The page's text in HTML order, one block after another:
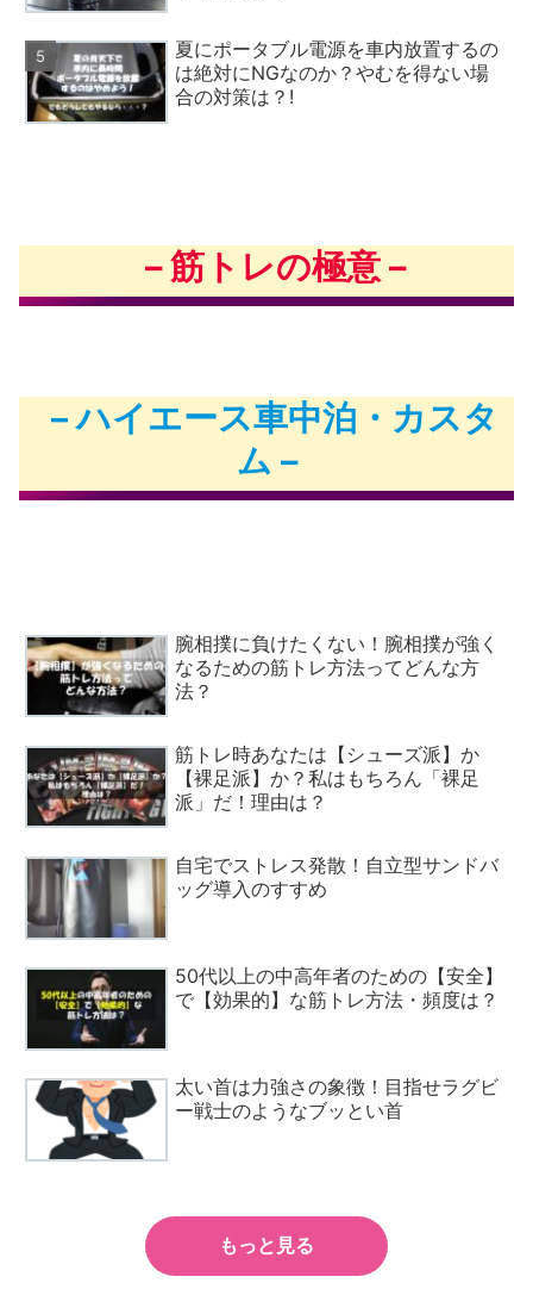
夏にポータブル電源を車内放置するの
は絶対にNGなのか？やむを得ない場
合の対策は？!
–筋トレの極意–
–ハイエース車中泊・カスタ
ム –
腕相撲に負けたくない！腕相撲が強く
なるための筋トレ方法ってどんな方
法？
筋トレ時あなたは【シューズ派】か
【裸足派】か？私はもちろん「裸足
派」だ！理由は？
自宅でストレス発散！自立型サンドバ
ッグ導入のすすめ
50代以上の中高年者のための【安全】
で【効果的】な筋トレ方法・頻度は？
太い首は力強さの象徴！目指せラグビ
ー戦士のようなブッとい首
もっと見る